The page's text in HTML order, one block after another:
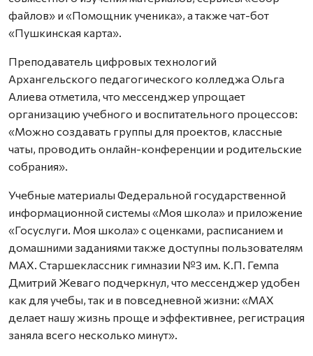
файлов» и «Помощник ученика», а также чат-бот
«Пушкинская карта».
Преподаватель цифровых технологий
Архангельского педагогического колледжа Ольга
Алиева отметила, что мессенджер упрощает
организацию учебного и воспитательного процессов:
«Можно создавать группы для проектов, классные
чаты, проводить онлайн-конференции и родительские
собрания».
Учебные материалы Федеральной государственной
информационной системы «Моя школа» и приложение
«Госуслуги. Моя школа» с оценками, расписанием и
домашними заданиями также доступны пользователям
MAX. Старшеклассник гимназии №3 им. К.П. Гемпа
Дмитрий Жеваго подчеркнул, что мессенджер удобен
как для учебы, так и в повседневной жизни: «MAX
делает нашу жизнь проще и эффективнее, регистрация
заняла всего несколько минут».